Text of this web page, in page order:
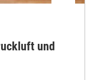
und